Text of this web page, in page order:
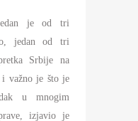
je od tri
jedan od tri
Srbije na
važno je što je
u mnogim
izjavio je